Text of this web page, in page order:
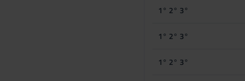
1° 2° 3°
1° 2° 3°
1° 2° 3°